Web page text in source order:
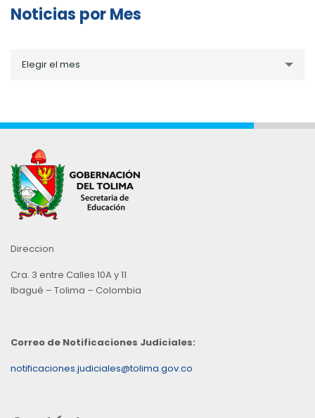
Noticias por Mes
porElegir el mes
Direccion
Cra. 3 entre Calles 10A y 11
Ibagué – Tolima – Colombia
Correo de Notificaciones Judiciales:
notificaciones.judiciales@tolima.gov.co